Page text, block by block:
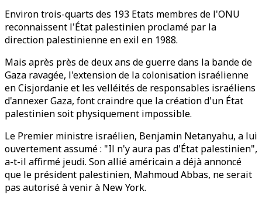
Environ trois-quarts des 193 Etats membres de l'ONU
reconnaissent l'État palestinien proclamé par la
direction palestinienne en exil en 1988.
Mais après près de deux ans de guerre dans la bande de
Gaza ravagée, l'extension de la colonisation israélienne
en Cisjordanie et les velléités de responsables israéliens
d'annexer Gaza, font craindre que la création d'un État
palestinien soit physiquement impossible.
Le Premier ministre israélien, Benjamin Netanyahu, a lui
ouvertement assumé : "Il n'y aura pas d'État palestinien",
a-t-il affirmé jeudi. Son allié américain a déjà annoncé
que le président palestinien, Mahmoud Abbas, ne serait
pas autorisé à venir à New York.